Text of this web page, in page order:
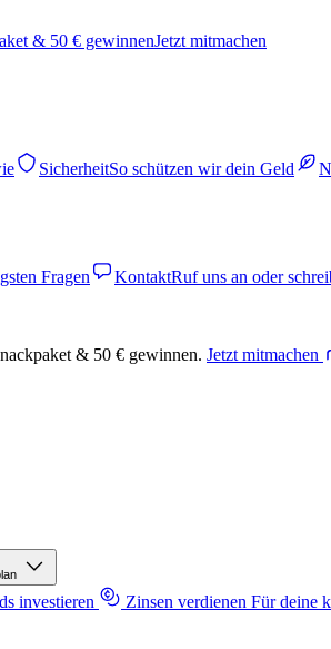
& 50 € gewinnenJetzt mitmachen
SicherheitSo schützen wir dein Geld
Fragen KontaktRuf uns an oder
& 50 € gewinnen. Jetzt mitmachen
investieren Zinsen verdienen Für deine